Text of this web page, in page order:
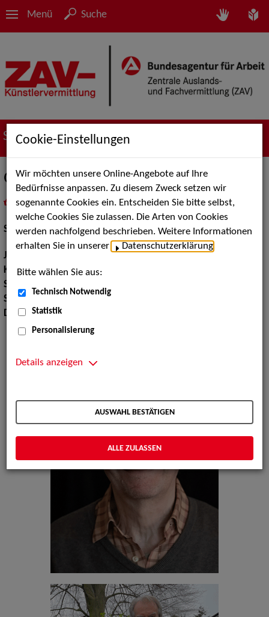
Menü Suche
Suche nach Künstler*innen
Günther Heitzmann
als PDF speichern
inMeine Merklistelegen
Schauspiel:Film und TV
Jahrgang:
Körpergröße:181 cm
Sport:
Sprachen:
Englisch, Französisch
Dialekte:Norddeutsch
Cookie-Einstellungen
Wir möchten unsere Online-Angebote auf Ihre
Bedürfnisse anpassen. Zu diesem Zweck setzen wir
sogenannte Cookies ein. Entscheiden Sie bitte selbst,
welche Cookies Sie zulassen. Die Arten von Cookies
werden nachfolgend beschrieben. Weitere Informationen
erhalten Sie in unserer
Datenschutzerklärung
Bitte wählen Sie aus:
Technisch Notwendig
Statistik
Personalisierung
Details anzeigen
AUSWAHL BESTÄTIGEN
ALLE ZULASSEN